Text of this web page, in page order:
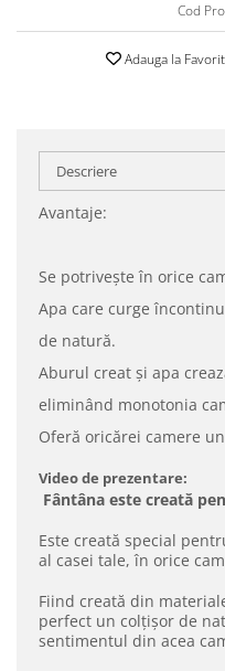
Cod
Adauga la
Descriere
Avantaje:
Se potrivește în orice
Apa care curge
de natură.
Aburul creat și apa
eliminând monotonia
Oferă oricărei camere
Video de prezentare:
Fântâna este creată
Este creată special
al casei tale, în orice
Fiind creată din
perfect un colțișor de
sentimentul din acea